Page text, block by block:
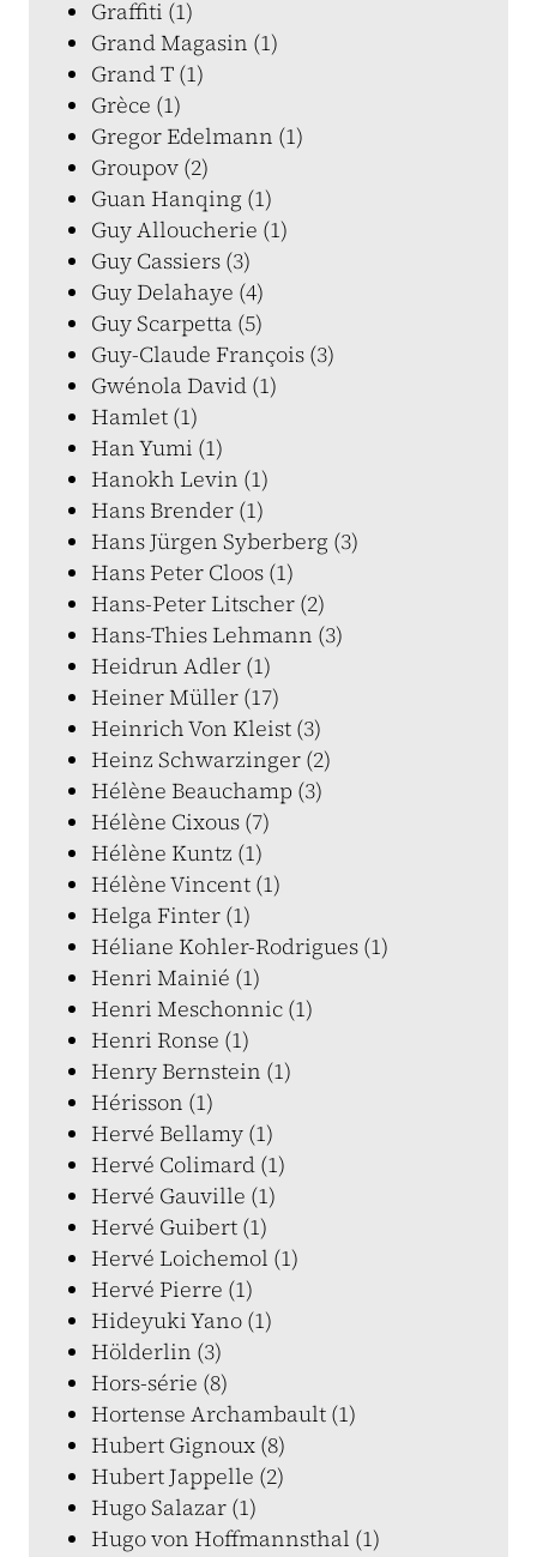
Graffiti (1)
Grand Magasin (1)
Grand T (1)
Grèce (1)
Gregor Edelmann (1)
Groupov (2)
Guan Hanqing (1)
Guy Alloucherie (1)
Guy Cassiers (3)
Guy Delahaye (4)
Guy Scarpetta (5)
Guy-Claude François (3)
Gwénola David (1)
Hamlet (1)
Han Yumi (1)
Hanokh Levin (1)
Hans Brender (1)
Hans Jürgen Syberberg (3)
Hans Peter Cloos (1)
Hans-Peter Litscher (2)
Hans-Thies Lehmann (3)
Heidrun Adler (1)
Heiner Müller (17)
Heinrich Von Kleist (3)
Heinz Schwarzinger (2)
Hélène Beauchamp (3)
Hélène Cixous (7)
Hélène Kuntz (1)
Hélène Vincent (1)
Helga Finter (1)
Héliane Kohler-Rodrigues (1)
Henri Mainié (1)
Henri Meschonnic (1)
Henri Ronse (1)
Henry Bernstein (1)
Hérisson (1)
Hervé Bellamy (1)
Hervé Colimard (1)
Hervé Gauville (1)
Hervé Guibert (1)
Hervé Loichemol (1)
Hervé Pierre (1)
Hideyuki Yano (1)
Hölderlin (3)
Hors-série (8)
Hortense Archambault (1)
Hubert Gignoux (8)
Hubert Jappelle (2)
Hugo Salazar (1)
Hugo von Hoffmannsthal (1)